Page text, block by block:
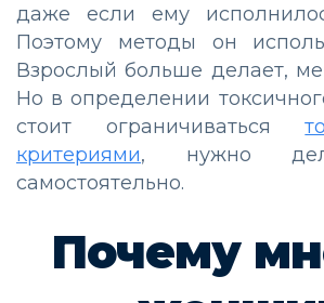
даже если ему
Поэтому методы он
Взрослый больше делает,
Но в определении
стоит ограничиваться
критериями, нужно
самостоятельно.
Почему